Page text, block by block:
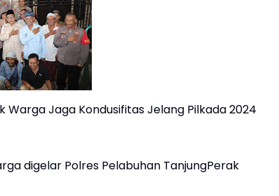
Jaga Kondusifitas Jelang Pilkada 2024
digelar Polres Pelabuhan TanjungPerak